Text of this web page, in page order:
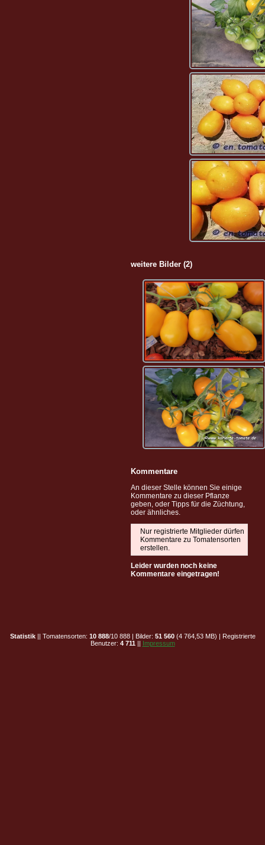
weitere Bilder (2)
Kommentare
An dieser Stelle können Sie einige
Kommentare zu dieser Pflanze
geben, oder Tipps für die Züchtung,
oder ähnliches.
Nur registrierte Mitglieder dürfen
Kommentare zu Tomatensorten
erstellen.
Leider wurden noch keine
Kommentare eingetragen!
Statistik|| Tomatensorten: 10 888/10 888 | Bilder: 51 560(4 764,53 MB) | Registrierte
Benutzer: 4 711 || Impressum